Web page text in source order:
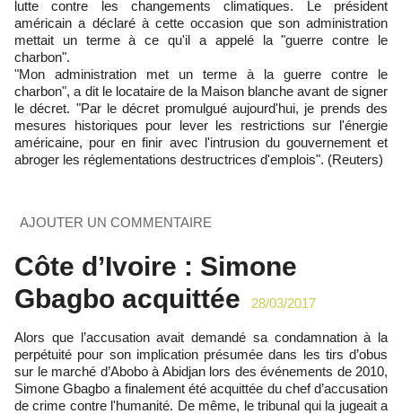
lutte contre les changements climatiques. Le président
américain a déclaré à cette occasion que son administration
mettait un terme à ce qu'il a appelé la "guerre contre le
charbon".
"Mon administration met un terme à la guerre contre le
charbon", a dit le locataire de la Maison blanche avant de signer
le décret. "Par le décret promulgué aujourd'hui, je prends des
mesures historiques pour lever les restrictions sur l'énergie
américaine, pour en finir avec l'intrusion du gouvernement et
abroger les réglementations destructrices d'emplois". (Reuters)
AJOUTER UN COMMENTAIRE
Côte d’Ivoire : Simone
Gbagbo acquittée
28/03/2017
Alors que l’accusation avait demandé sa condamnation à la
perpétuité pour son implication présumée dans les tirs d’obus
sur le marché d’Abobo à Abidjan lors des événements de 2010,
Simone Gbagbo a finalement été acquittée du chef d’accusation
de crime contre l'humanité. De même, le tribunal qui la jugeait a